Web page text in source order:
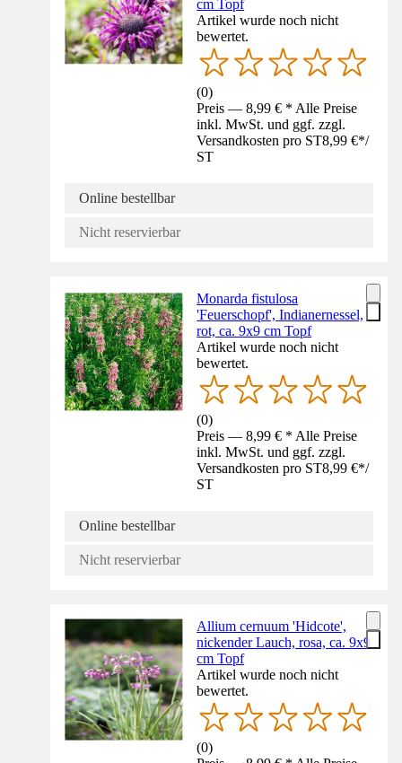
cm Topf
Artikel wurde noch nicht
bewertet.
(0)
Preis — 8,99 € * Alle Preise
inkl. MwSt. und ggf. zzgl.
Versandkosten pro ST8,99 €*/
ST
Online bestellbar
Nicht reservierbar
Monarda fistulosa
'Feuerschopf', Indianernessel,
rot, ca. 9x9 cm Topf
Artikel wurde noch nicht
bewertet.
(0)
Preis — 8,99 € * Alle Preise
inkl. MwSt. und ggf. zzgl.
Versandkosten pro ST8,99 €*/
ST
Online bestellbar
Nicht reservierbar
Allium cernuum 'Hidcote',
nickender Lauch, rosa, ca. 9x9
cm Topf
Artikel wurde noch nicht
bewertet.
(0)